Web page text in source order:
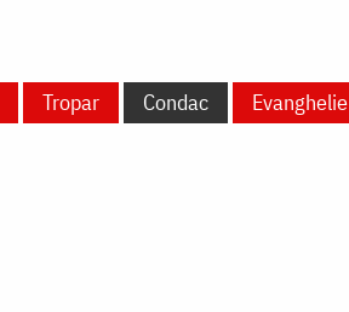
Tropar Condac Evanghelie